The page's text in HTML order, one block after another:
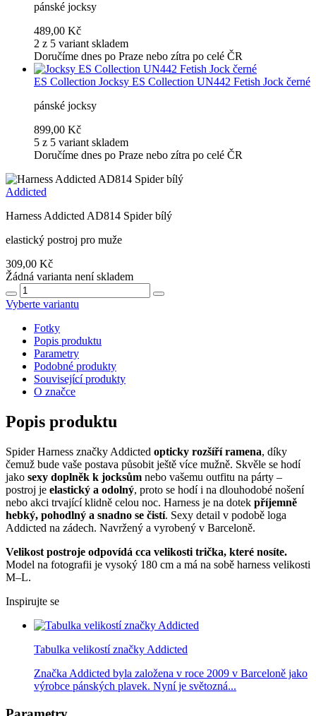
pánské jocksy
489,00 Kč
2 z 5 variant skladem
Doručíme dnes po Praze nebo zítra po celé ČR
ES Collection Jocksy ES Collection UN442 Fetish Jock černé
pánské jocksy
899,00 Kč
5 z 5 variant skladem
Doručíme dnes po Praze nebo zítra po celé ČR
Addicted
Harness Addicted AD814 Spider bílý
elastický postroj pro muže
309,00 Kč
Žádná varianta není skladem
Vyberte variantu
Fotky
Popis produktu
Parametry
Podobné produkty
Související produkty
O značce
Popis produktu
Spider Harness značky Addicted opticky rozšíří ramena, díky
čemuž bude vaše postava působit ještě více mužně. Skvěle se hodí
jako sexy doplněk k jocksům nebo vašemu outfitu na párty –
postroj je elastický a odolný, proto se hodí i na dlouhodobé nošení
nebo akci trvající klidně celou noc. Harness je na dotek příjemně
hebký, pohodlný a snadno se čistí. Sexy detail v podobě loga
Addicted na zádech. Navržený a vyrobený v Barceloně.
Velikost postroje odpovídá cca velikosti trička, které nosíte.
Model na fotografii je vysoký 180 cm a má na sobě harness velikosti
M–L.
Inspirujte se
Tabulka velikostí značky Addicted
Značka Addicted byla založena v roce 2009 v Barceloně jako
výrobce pánských plavek. Nyní je světozná...